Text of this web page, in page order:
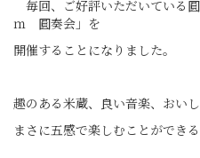
毎回、ご好評いただいている
ｍ 圓奏会」を
開催することになりました。
趣のある米蔵、良い音楽、おいし
まさに五感で楽しむことができ